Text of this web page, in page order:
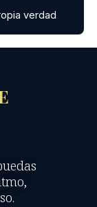
verdad